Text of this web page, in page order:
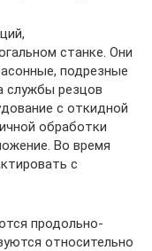
станке. Они
подрезные
службы резцов
с откидной
обработки
Во время
с
продольно-
относительно